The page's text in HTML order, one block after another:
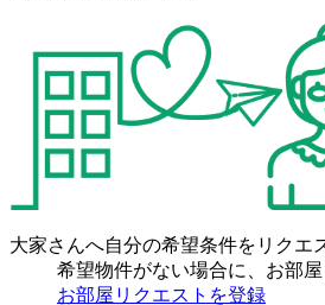
大家さんへ自分の希望条件をリクエ
希望物件がない場合に、お部
お部屋リクエストを登録